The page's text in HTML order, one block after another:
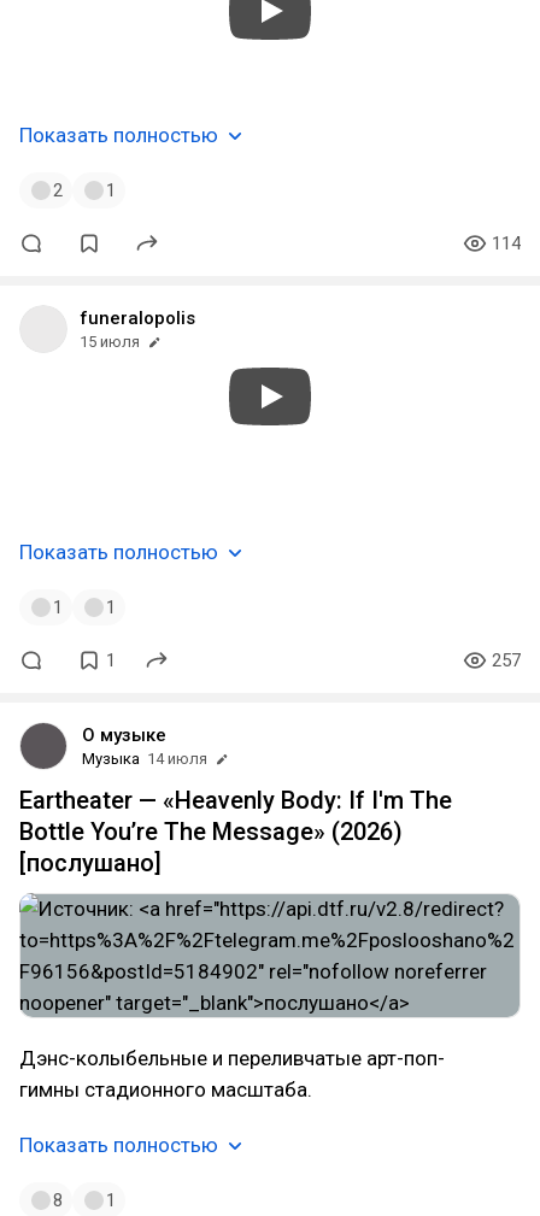
Показать полностью
2 1
114
funeralopolis
15 июля
Показать полностью
1 1
1 257
О музыке
Музыка 14 июля
Eartheater — «Heavenly Body: If I'm The
Bottle You’re The Message» (2026)
[послушано]
Дэнс-колыбельные и переливчатые арт-поп-
гимны стадионного масштаба.
Показать полностью
8 1